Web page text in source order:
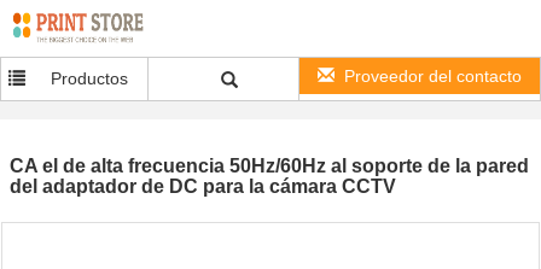
Productos Proveedor del contacto
CA el de alta frecuencia 50Hz/60Hz al soporte de la pared
del adaptador de DC para la cámara CCTV